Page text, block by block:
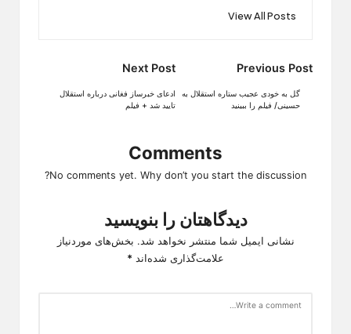
View All Posts
Post
navigation
Previous Post
گل به خودی عجیب ستاره استقلال به
حسینی/ فیلم را ببینید
Next Post
ادعای خبرساز فغانی درباره استقلال
تایید شد + فیلم
Comments
No comments yet. Why don’t you start the discussion?
دیدگاهتان را بنویسید
نشانی ایمیل شما منتشر نخواهد شد. بخش‌های موردنیاز
علامت‌گذاری شده‌اند *